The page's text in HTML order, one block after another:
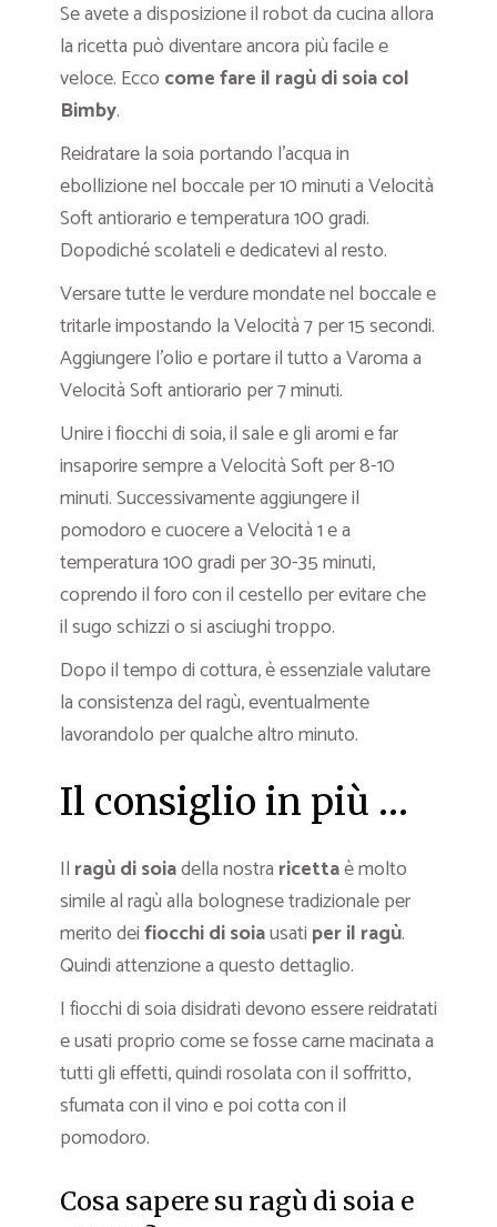
Se avete a disposizione il robot da cucina allora
la ricetta può diventare ancora più facile e
veloce. Ecco come fare il ragù di soia col
Bimby.
Reidratare la soia portando l’acqua in
ebollizione nel boccale per 10 minuti a Velocità
Soft antiorario e temperatura 100 gradi.
Dopodiché scolateli e dedicatevi al resto.
Versare tutte le verdure mondate nel boccale e
tritarle impostando la Velocità 7 per 15 secondi.
Aggiungere l’olio e portare il tutto a Varoma a
Velocità Soft antiorario per 7 minuti.
Unire i fiocchi di soia, il sale e gli aromi e far
insaporire sempre a Velocità Soft per 8-10
minuti. Successivamente aggiungere il
pomodoro e cuocere a Velocità 1 e a
temperatura 100 gradi per 30-35 minuti,
coprendo il foro con il cestello per evitare che
il sugo schizzi o si asciughi troppo.
Dopo il tempo di cottura, è essenziale valutare
la consistenza del ragù, eventualmente
lavorandolo per qualche altro minuto.
Il consiglio in più …
Il ragù di soiadella nostra ricettaè molto
simile al ragù alla bolognese tradizionale per
merito deifiocchi di soiausati per il ragù.
Quindi attenzione a questo dettaglio.
I fiocchi di soia disidrati devono essere reidratati
e usati proprio come se fosse carne macinata a
tutti gli effetti, quindi rosolata con il soffritto,
sfumata con il vino e poi cotta con il
pomodoro.
Cosa sapere su ragù di soia e